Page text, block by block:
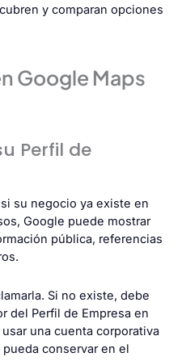
y comparan opciones
Google Maps
Perfil de
su negocio ya existe en
Google puede mostrar
pública, referencias
Si no existe, debe
del Perfil de Empresa en
una cuenta corporativa
conservar en el